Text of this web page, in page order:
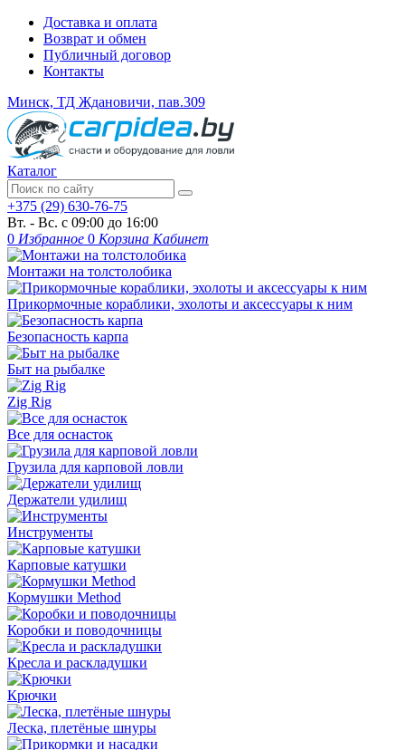
Доставка и оплата
Возврат и обмен
Публичный договор
Контакты
Минск, ТД Ждановичи, пав.309
Каталог
+375 (29) 630-76-75
Вт. - Вс. с 09:00 до 16:00
0 Избранное 0 Корзина Кабинет
Монтажи на толстолобика
Прикормочные кораблики, эхолоты и аксессуары к ним
Безопасность карпа
Быт на рыбалке
Zig Rig
Все для оснасток
Грузила для карповой ловли
Держатели удилищ
Инструменты
Карповые катушки
Кормушки Method
Коробки и поводочницы
Кресла и раскладушки
Крючки
Леска, плетёные шнуры